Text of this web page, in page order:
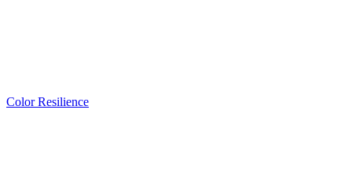
Color Resilience